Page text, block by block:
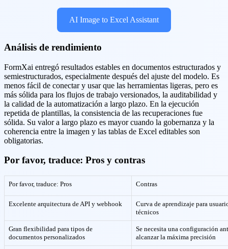
AI Image to Excel Assistant
Análisis de rendimiento
FormXai entregó resultados estables en documentos estructurados y
semiestructurados, especialmente después del ajuste del modelo. Es
menos fácil de conectar y usar que las herramientas ligeras, pero es
más sólida para los flujos de trabajo versionados, la auditabilidad y
la calidad de la automatización a largo plazo. En la ejecución
repetida de plantillas, la consistencia de las recuperaciones fue
sólida. Su valor a largo plazo es mayor cuando la gobernanza y la
coherencia entre la imagen y las tablas de Excel editables son
obligatorias.
Por favor, traduce: Pros y contras
Por favor, traduce: Pros Contras
Excelente arquitectura de API y webhook
Curva de aprendizaje para
técnicos
Gran flexibilidad para tipos de
documentos personalizados
Se necesita una configuración
alcanzar la máxima precisión